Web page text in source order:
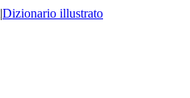
|Dizionario illustrato